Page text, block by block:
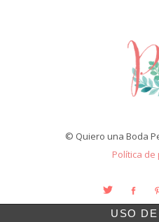
© Quiero una Boda
Política
USO